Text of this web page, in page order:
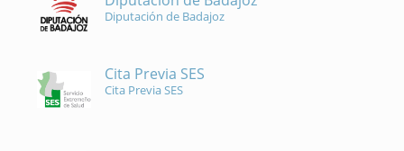
Diputación de Badajoz
Cita Previa SES
Cita Previa SES